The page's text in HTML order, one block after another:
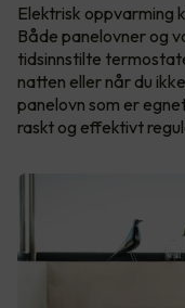
Elektrisk oppvarming
Både panelovner og
tidsinnstilte
natten eller når du
panelovn som er
raskt og effektivt